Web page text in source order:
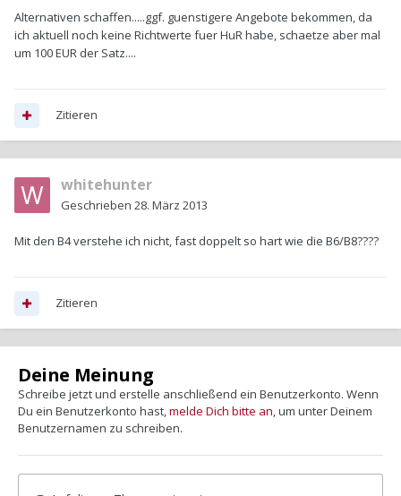
Alternativen schaffen.....ggf. guenstigere Angebote bekommen, da
ich aktuell noch keine Richtwerte fuer HuR habe, schaetze aber mal
um 100 EUR der Satz....
Zitieren
whitehunter
Geschrieben 28. März 2013
Mit den B4 verstehe ich nicht, fast doppelt so hart wie die B6/B8????
Zitieren
Deine Meinung
Schreibe jetzt und erstelle anschließend ein Benutzerkonto. Wenn
Du ein Benutzerkonto hast,melde Dich bitte an, um unter Deinem
Benutzernamen zu schreiben.